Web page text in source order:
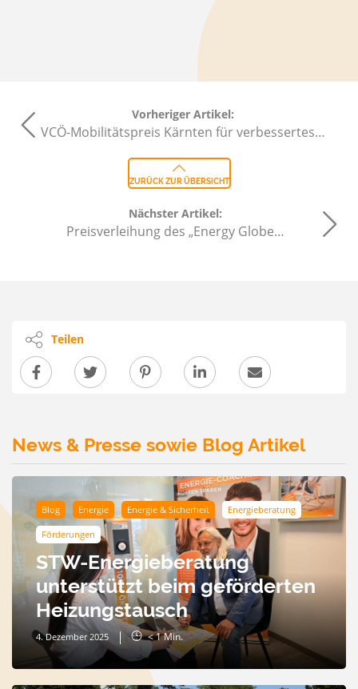
Vorheriger Artikel:
VCÖ-Mobilitätspreis Kärnten für verbessertes…
ZURÜCK ZUR ÜBERSICHT
Nächster Artikel:
Preisverleihung des „Energy Globe…
Teilen
News & Presse sowie Blog Artikel
Blog Energie Energie & Sicherheit Energieberatung
Förderungen
STW-Energieberatung
unterstützt beim geförderten
Heizungstausch
4. Dezember 2025 < 1Min.